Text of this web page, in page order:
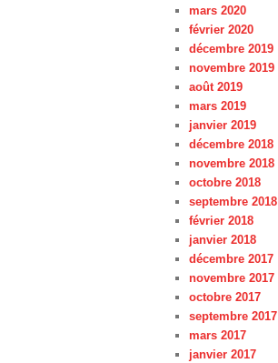
mars 2020
février 2020
décembre 2019
novembre 2019
août 2019
mars 2019
janvier 2019
décembre 2018
novembre 2018
octobre 2018
septembre 2018
février 2018
janvier 2018
décembre 2017
novembre 2017
octobre 2017
septembre 2017
mars 2017
janvier 2017